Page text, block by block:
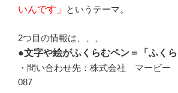
いんです」
というテーマ。
2つ目の情報は、、、
●文字や絵がふくらむペン＝「ふくら
・問い合わせ先：株式会社 マービー
087